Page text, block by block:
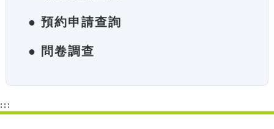
● 預約申請查詢
● 問卷調查
:::